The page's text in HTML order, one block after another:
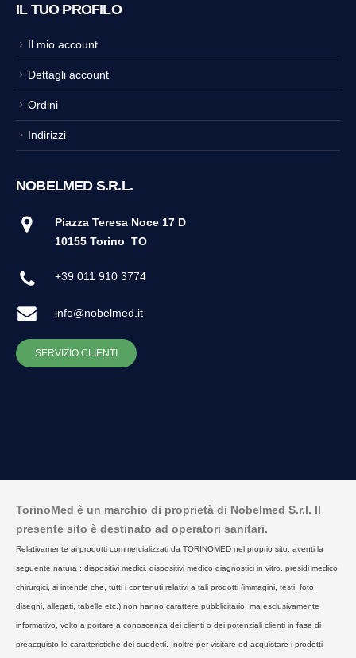
IL TUO PROFILO
Il mio account
Dettagli account
Ordini
Indirizzi
NOBELMED S.R.L.
Piazza Teresa Noce 17 D
10155 Torino TO
+39 011 910 3774
info@nobelmed.it
SERVIZIO CLIENTI
TorinoMed è un marchio di proprietà di Nobelmed S.r.l. Il
presente sito è destinato ad operatori sanitari.
Relativamente ai prodotti commercializzati da TORINOMED nel proprio sito, aventi la
seguente natura : dispositivi medici, dispositivi medico diagnostici in vitro, presidi medico
chirurgici, si intende che, tutti i contenuti relativi a tali prodotti (immagini, testi, foto,
disegni, allegati, tabelle etc.) non hanno carattere pubblicitario, ma esclusivamente
informativo, volto a portare a conoscenza dei clienti o dei potenziali clienti in fase di
preacquisto le caratteristiche dei suddetti. Inoltre per visitare ed acquistare i prodotti